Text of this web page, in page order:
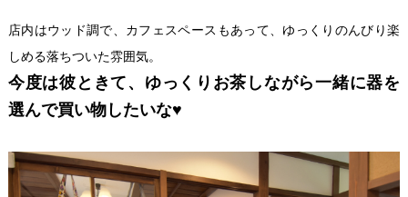
店内はウッド調で、カフェスペースもあって、ゆっくりのんびり楽
しめる落ちついた雰囲気。
今度は彼ときて、ゆっくりお茶しながら一緒に器を
選んで買い物したいな♥